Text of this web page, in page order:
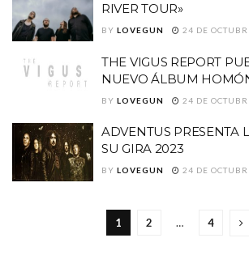
RIVER TOUR»
BY LOVEGUN 24 DE
THE VIGUS REPORT
NUEVO ÁLBUM
BY LOVEGUN 24 DE
ADVENTUS PRESENTA
SU GIRA 2023
BY LOVEGUN 24 DE
1 2 … 4